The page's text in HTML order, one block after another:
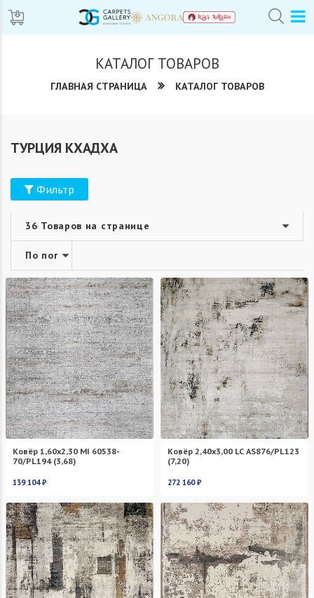
КАТАЛОГ ТОВАРОВ
ГЛАВНАЯ СТРАНИЦА КАТАЛОГ ТОВАРОВ
ТУРЦИЯ КХАДХА
Фильтр
Ковёр 1,60х2,30 MI 60538-
70/PL194 (3,68)
139 104 ₽
Ковёр 2,40х3,00 LC AS876/PL123
(7,20)
272 160 ₽